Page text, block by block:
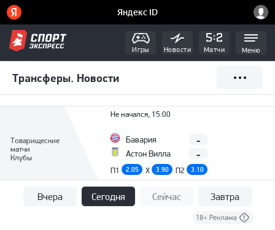
Игры Новости Матчи Меню
Трансферы. Новости
Товарищеские
матчи
Клубы
Не начался, 15:00
Бавария
Астон Вилла
-
-
П1 2.05 X 3.90 П2 3.10
Вчера Сегодня Сейчас Завтра